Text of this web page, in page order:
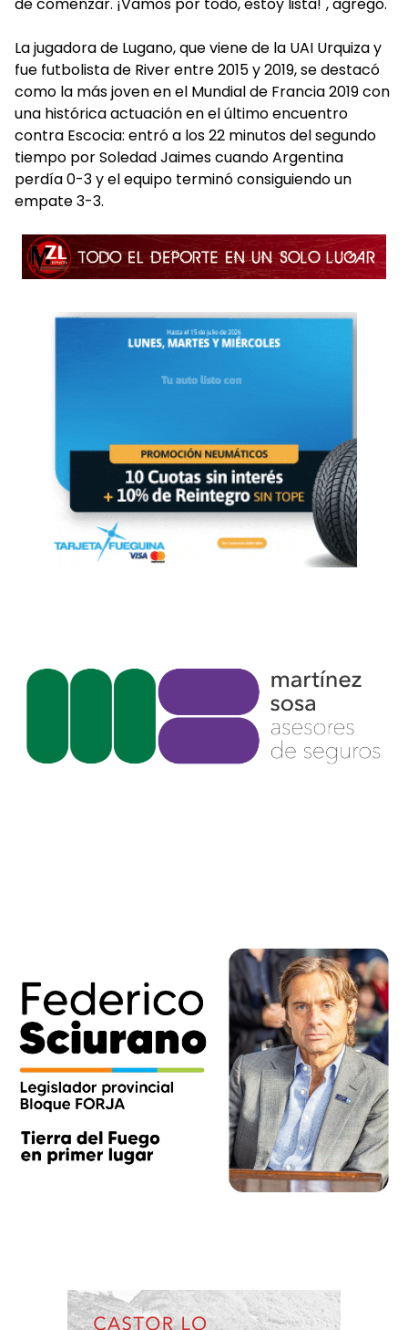
La jugadora de Lugano, que viene de la UAI Urquiza y
fue futbolista de River entre 2015 y 2019, se destacó
como la más joven en el Mundial de Francia 2019 con
una histórica actuación en el último encuentro
contra Escocia: entró a los 22 minutos del segundo
tiempo por Soledad Jaimes cuando Argentina
perdía 0-3 y el equipo terminó consiguiendo un
empate 3-3.